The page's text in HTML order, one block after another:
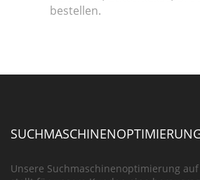
bestellen.
Unsere Suchmaschinenoptimierung